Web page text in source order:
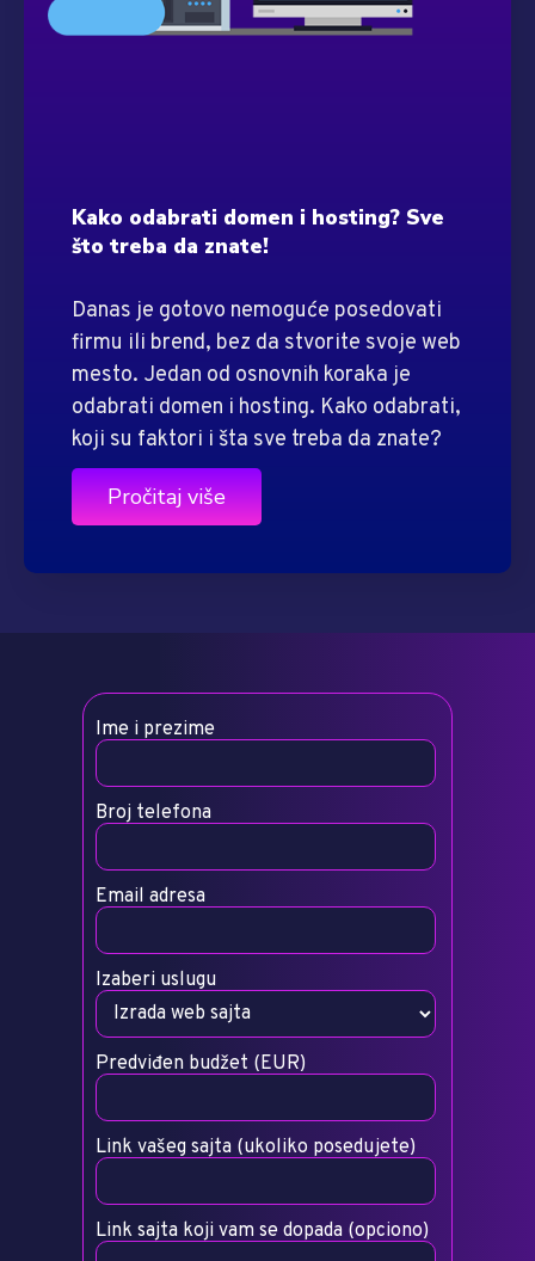
Kako odabrati domen i hosting? Sve
što treba da znate!
Danas je gotovo nemoguće posedovati
firmu ili brend, bez da stvorite svoje web
mesto. Jedan od osnovnih koraka je
odabrati domen i hosting. Kako odabrati,
koji su faktori i šta sve treba da znate?
Pročitaj više
Ime i prezime
Broj telefona
Email adresa
Izaberi uslugu
Predviđen budžet (EUR)
Link vašeg sajta (ukoliko posedujete)
Link sajta koji vam se dopada (opciono)